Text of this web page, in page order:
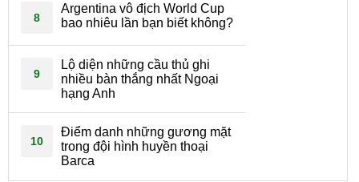
8
Argentina vô địch World Cup
bao nhiêu lần bạn biết không?
9
Lộ diện những cầu thủ ghi
nhiều bàn thắng nhất Ngoại
hạng Anh
10
Điểm danh những gương mặt
trong đội hình huyền thoại
Barca